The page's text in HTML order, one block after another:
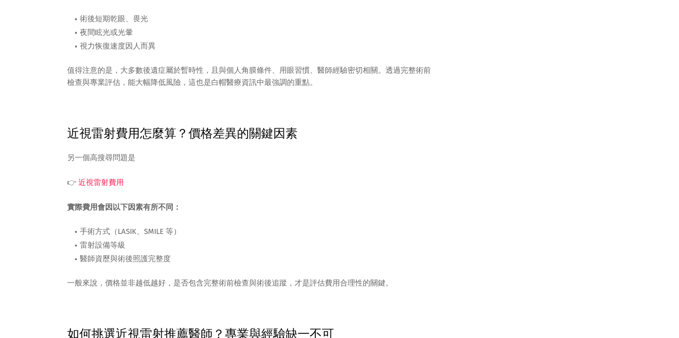
術後短期乾眼、畏光
夜間眩光或光暈
視力恢復速度因人而異
值得注意的是，大多數後遺症屬於暫時性，且與個人角膜條件、用眼習慣、醫師經驗密切相關。透過完整術前
檢查與專業評估，能大幅降低風險，這也是白帽醫療資訊中最強調的重點。
近視雷射費用怎麼算？價格差異的關鍵因素
另一個高搜尋問題是
👉 近視雷射費用
實際費用會因以下因素有所不同：
手術方式（LASIK、SMILE 等）
雷射設備等級
醫師資歷與術後照護完整度
一般來說，價格並非越低越好，是否包含完整術前檢查與術後追蹤，才是評估費用合理性的關鍵。
如何挑選近視雷射推薦醫師？專業與經驗缺一不可